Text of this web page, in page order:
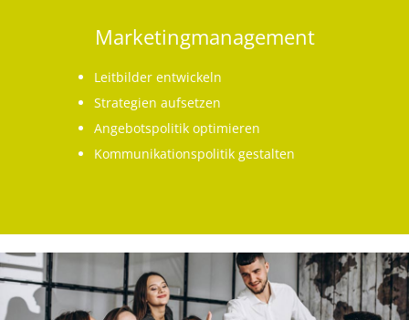
Marketingmanagement
Leitbilder entwickeln
Strategien aufsetzen
Angebotspolitik optimieren
Kommunikationspolitik gestalten